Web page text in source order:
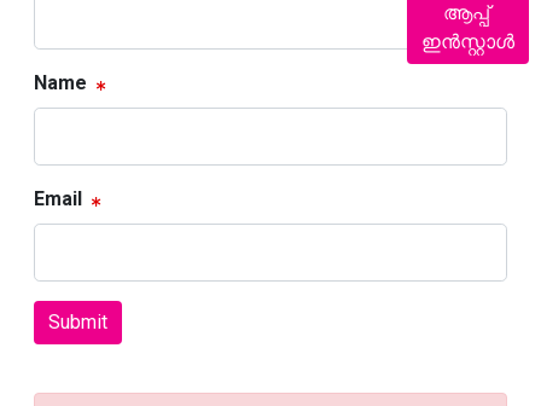
Name
Email
Submit
ആപ്പ്
ഇൻസ്റ്റാൾ